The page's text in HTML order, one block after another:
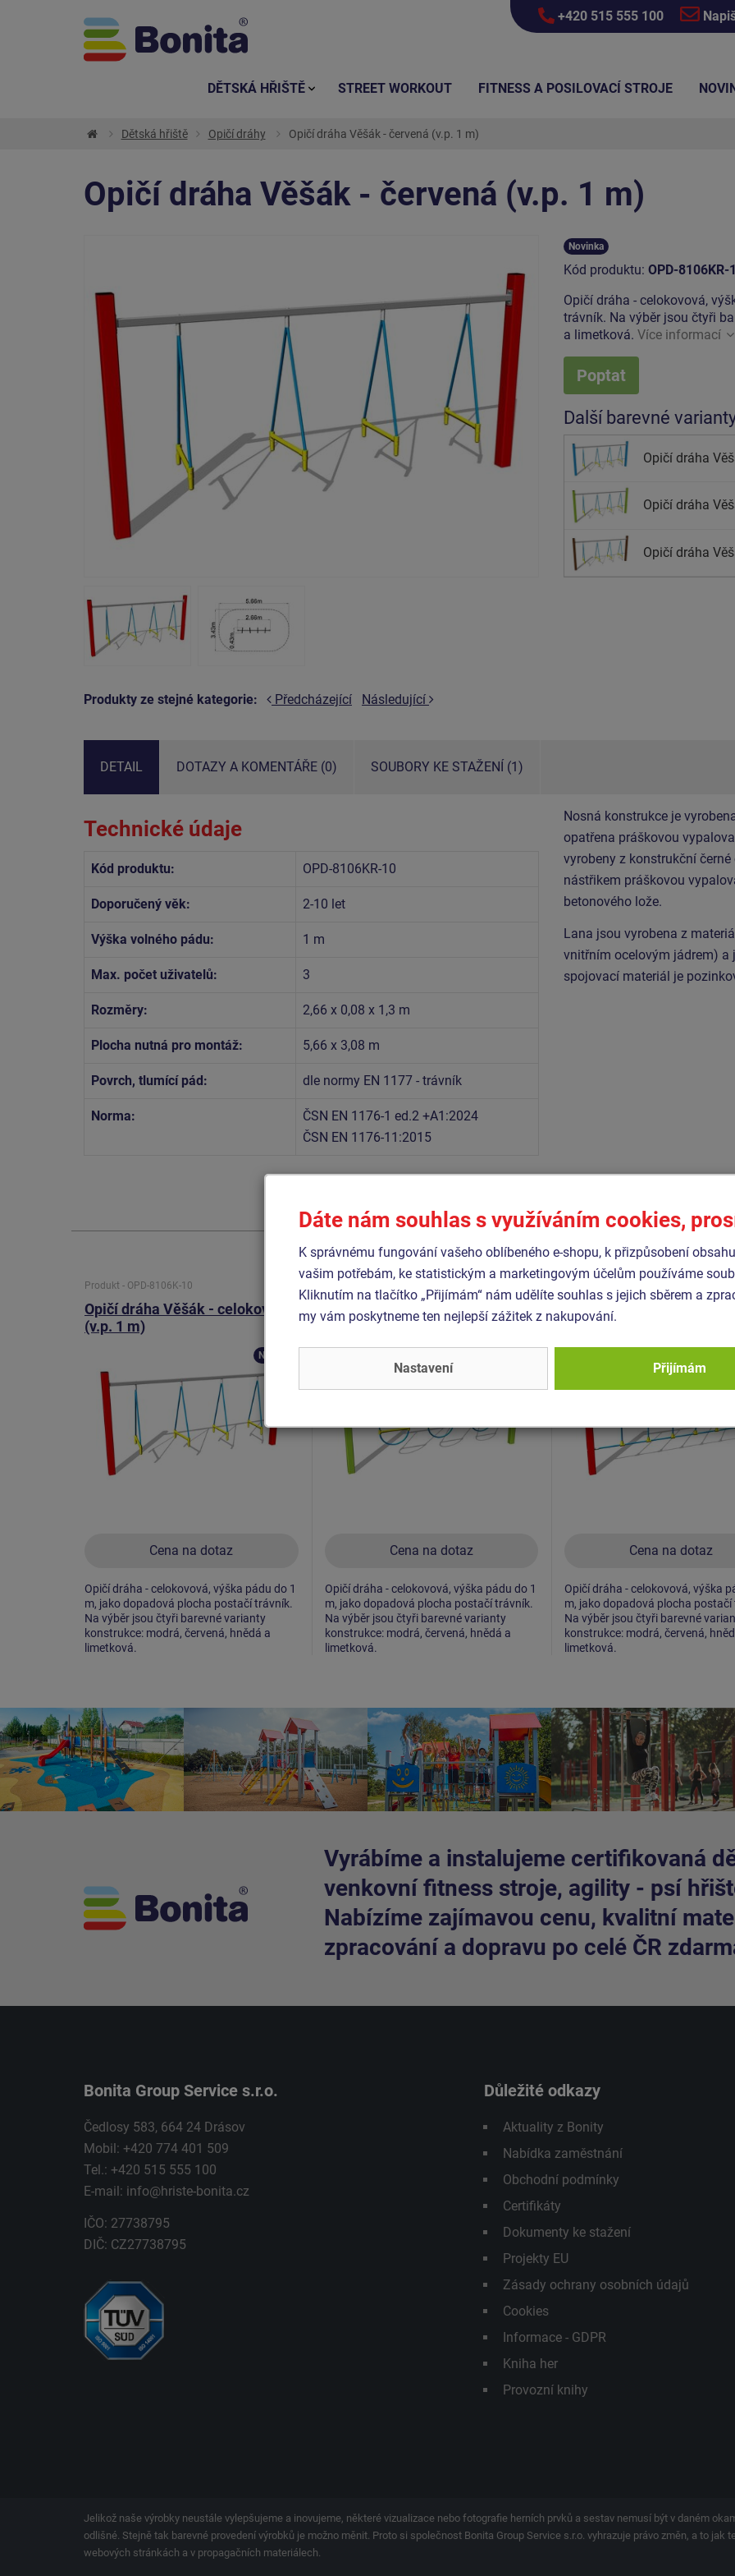
+420 515 555 100
Dětská hřiště Opičí dráhy Opičí dráha Věšák - červená (v.p. 1 m)
Opičí dráha Věšák - červená (v.p. 1 m)
Produkty ze stejné kategorie: Předcházející Následující
Novinka
Kód produktu: OPD-8106KR-
Opičí dráha - celokovová,
trávník. Na výběr jsou čtyři
a limetková. Více informací
Poptat
Další barevné
Opičí dráha
Opičí dráha
Opičí dráha
DETAIL DOTAZY A KOMENTÁŘE (0) SOUBORY KE STAŽENÍ (1)
Technické údaje
Kód produktu: OPD-8106KR-10
Doporučený věk: 2-10 let
Výška volného pádu: 1 m
Max. počet uživatelů: 3
Rozměry: 2,66 x 0,08 x 1,3 m
Plocha nutná pro montáž: 5,66 x 3,08 m
Povrch, tlumící pád: dle normy EN 1177 - trávník
Norma:
ČSN EN 1176-1 ed.2 +A1:2024
ČSN EN 1176-11:2015
Nosná konstrukce je
opatřena práškovou
vyrobeny z konstrukční
nástřikem práškovou
betonového lože.
Lana jsou vyrobena z
vnitřním ocelovým jádrem) a
spojovací materiál je
Podobnézboží
Produkt - OPD-8106K-10
Opičí dráha Věšák - celokovová
(v.p. 1 m)
Cena na dotaz
Novinka
Opičí dráha - celokovová, výška pádu do 1
m, jako dopadová plocha postačí trávník.
Na výběr jsou čtyři barevné varianty
konstrukce: modrá, červená, hnědá a
limetková.
Opičí dráha Balanční lanový had
- celokovová (v.p. 1 m)
Cena na dotaz
Opičí dráha - celokovová, výška pádu do 1
m, jako dopadová plocha postačí trávník.
Na výběr jsou čtyři barevné varianty
konstrukce: modrá, červená, hnědá a
limetková.
Opičí dráha Překračovací
celokovová (v.p. 1 m)
Cena na dotaz
Opičí dráha - celokovová, výška
m, jako dopadová plocha postačí
Na výběr jsou čtyři barevné
konstrukce: modrá, červená,
limetková.
Vyrábíme a instalujeme certifikovaná
venkovní fitness stroje, agility - psí
Nabízíme zajímavou cenu, kvalitní
zpracování a dopravu po celé ČR
Bonita Group Service s.r.o.
Čedlosy 583, 664 24 Drásov
Mobil: +420 774 401 509
Tel.: +420 515 555 100
E-mail: info@hriste-bonita.cz
IČO: 27738795
DIČ: CZ27738795
Důležité odkazy
Aktuality z Bonity
Nabídka zaměstnání
Obchodní podmínky
Certifikáty
Dokumenty ke stažení
Projekty EU
Zásady ochrany osobních údajů
Cookies
Informace - GDPR
Kniha her
Provozní knihy
Jelikož naše výrobky neustále vylepšujeme a inovujeme, některé vizualizace nebo fotografie herních prvků a sestav nemusí být v daném
odlišné. Stejně tak barevné provedení výrobků je možno měnit. Proto si společnost Bonita Group Service s.r.o. vyhrazuje právo změn, a to
webových stránkách a v propagačních materiálech.
DĚTSKÁ HŘIŠTĚ STREET WORKOUT FITNESS A POSILOVACÍ STROJE
Dáte nám souhlas s využíváním cookies,
K správnému fungování vašeho oblíbeného e-shopu, k přizpůsobení
vašim potřebám, ke statistickým a marketingovým účelům používáme
Kliknutím na tlačítko „Přijímám“ nám udělíte souhlas s jejich sběrem a
my vám poskytneme ten nejlepší zážitek z nakupování.
Nastavení Přijímám